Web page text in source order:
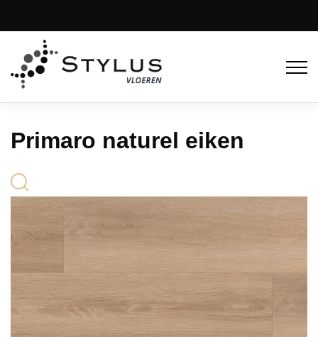
Primaro naturel eiken